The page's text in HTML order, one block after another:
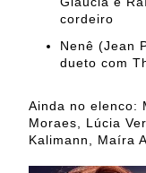
cordeiro
Nenê (Jean
dueto com
Ainda no elenco:
Moraes, Lúcia
Kalimann, Maíra